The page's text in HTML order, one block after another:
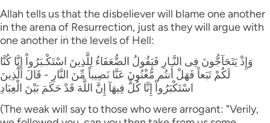
Allah tells us that the disbeliever will blame one another
in the arena of Resurrection, just as they will argue with
one another in the levels of Hell:
وَإِذْ يَتَحَآجُّونَ فِى النَّـارِ فَيَقُولُ الضُّعَفَاءُ لِلَّذِينَ اسْتَكْـبَرُواْ إِنَّا كُنَّا
لَكُمْ تَبَعاً فَهَلْ أَنتُم مُّغْنُونَ عَنَّا نَصِيباً مِّنَ النَّارِ - قَالَ الَّذِينَ
اسْتَكْبَرُواْ إِنَّا كُلٌّ فِيهَآ إِنَّ اللَّهَ قَدْ حَكَمَ بَيْنَ الْعِبَادِ
(The weak will say to those who were arrogant: "Verily,